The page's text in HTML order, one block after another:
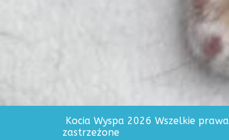
Kocia Wyspa 2026 Wszelkie prawa
zastrzeżone